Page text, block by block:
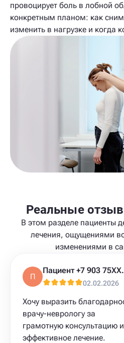
провоцирует боль в лобной
конкретным планом: как
изменить в нагрузке и когда
Реальные
В этом разделе пациенты
лечения, ощущениями
изменениями в
П
02.02.2026
Хочу выразить
врачу-неврологу за
грамотную консультацию и
эффективное лечение.